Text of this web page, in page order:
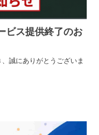
ビス提供終了のお
誠にありがとうございま